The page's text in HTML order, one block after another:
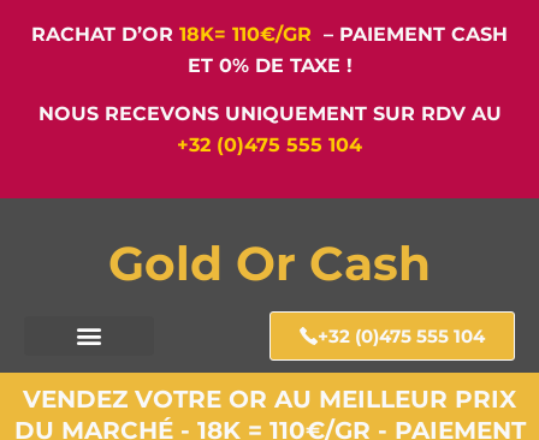
RACHAT D’OR 18K= 110€/GR – PAIEMENT CASH
ET 0% DE TAXE !
NOUS RECEVONS UNIQUEMENT SUR RDV AU
+32 (0)475 555 104
Gold Or Cash
+32 (0)475 555 104
VENDEZ VOTRE OR AU MEILLEUR PRIX
DU MARCHÉ - 18K = 110€/GR - PAIEMENT